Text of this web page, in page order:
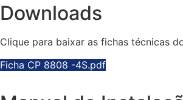
Downloads
Clique para baixar as fichas técnicas
Ficha CP 8808 -4S.pdf